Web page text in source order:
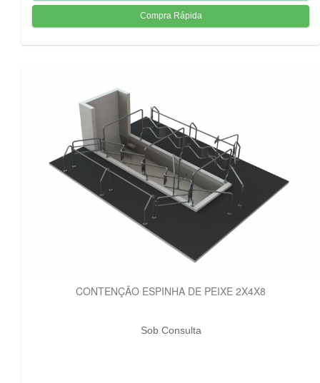
CONTENÇÃO ESPINHA DE PEIXE 2X4X8
Sob Consulta